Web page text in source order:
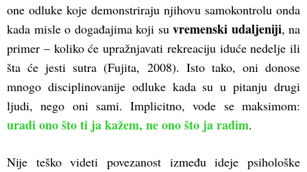
one odluke koje demonstriraju njihovu samokontrolu onda
kada misle o događajima koji su vremenski udaljeniji, na
primer – koliko će upražnjavati rekreaciju iduće nedelje ili
šta će jesti sutra (Fujita, 2008). Isto tako, oni donose
mnogo disciplinovanije odluke kada su u pitanju drugi
ljudi, nego oni sami. Implicitno, vode se maksimom:
uradi ono što ti ja kažem, ne ono što ja radim.
Nije teško videti povezanost između ideje psihološke